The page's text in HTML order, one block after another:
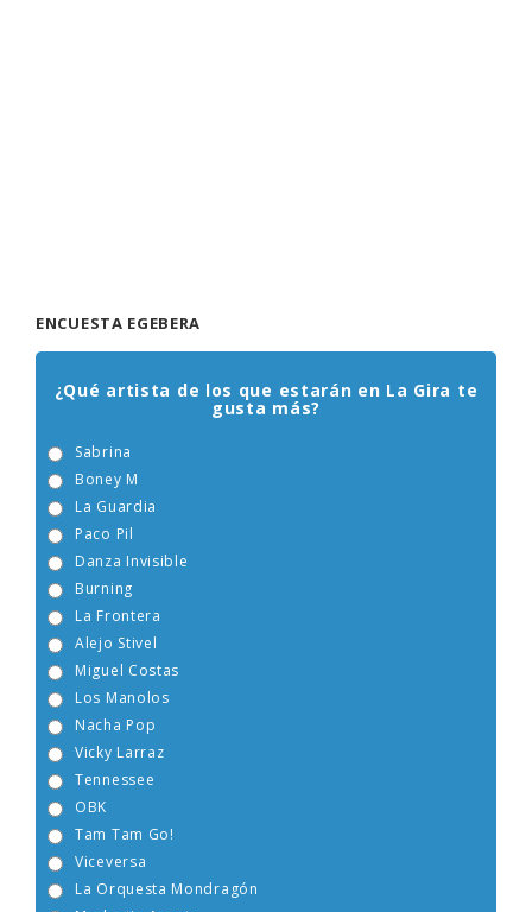
ENCUESTA EGEBERA
¿Qué artista de los que estarán en La Gira te
gusta más?
Sabrina
Boney M
La Guardia
Paco Pil
Danza Invisible
Burning
La Frontera
Alejo Stivel
Miguel Costas
Los Manolos
Nacha Pop
Vicky Larraz
Tennessee
OBK
Tam Tam Go!
Viceversa
La Orquesta Mondragón